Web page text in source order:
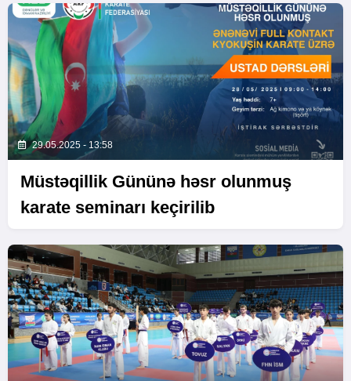
29.05.2025 - 13:58
Müstəqillik Gününə həsr olunmuş
karate seminarı keçirilib